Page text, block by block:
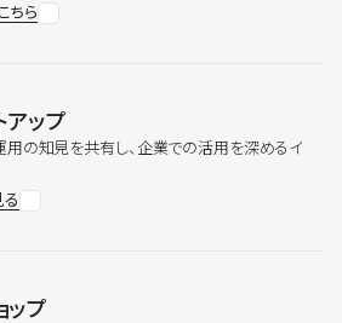
ちら
アップ
の知見を共有し、企業での活用を深めるイ
ップ